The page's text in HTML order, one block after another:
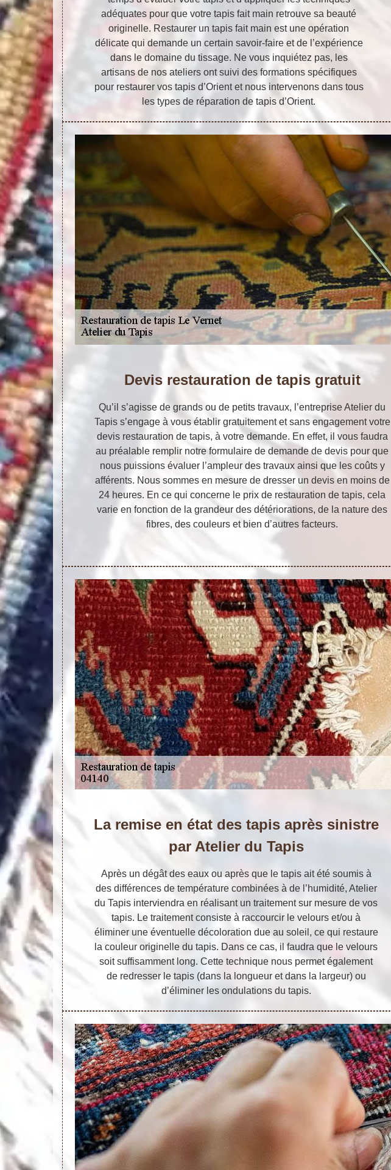
adéquates pour que votre tapis fait main retrouve sa beauté
originelle. Restaurer un tapis fait main est une opération
délicate qui demande un certain savoir-faire et de l’expérience
dans le domaine du tissage. Ne vous inquiétez pas, les
artisans de nos ateliers ont suivi des formations spécifiques
pour restaurer vos tapis d’Orient et nous intervenons dans tous
les types de réparation de tapis d’Orient.
Devis restauration de tapis gratuit
Qu’il s’agisse de grands ou de petits travaux, l’entreprise Atelier du
Tapis s’engage à vous établir gratuitement et sans engagement votre
devis restauration de tapis, à votre demande. En effet, il vous faudra
au préalable remplir notre formulaire de demande de devis pour que
nous puissions évaluer l’ampleur des travaux ainsi que les coûts y
afférents. Nous sommes en mesure de dresser un devis en moins de
24 heures. En ce qui concerne le prix de restauration de tapis, cela
varie en fonction de la grandeur des détériorations, de la nature des
fibres, des couleurs et bien d’autres facteurs.
La remise en état des tapis après sinistre
par Atelier du Tapis
Après un dégât des eaux ou après que le tapis ait été soumis à
des différences de température combinées à de l’humidité, Atelier
du Tapis interviendra en réalisant un traitement sur mesure de vos
tapis. Le traitement consiste à raccourcir le velours et/ou à
éliminer une éventuelle décoloration due au soleil, ce qui restaure
la couleur originelle du tapis. Dans ce cas, il faudra que le velours
soit suffisamment long. Cette technique nous permet également
de redresser le tapis (dans la longueur et dans la largeur) ou
d’éliminer les ondulations du tapis.